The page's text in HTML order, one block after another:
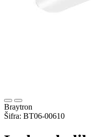
Braytron
Šifra: BT06-00610